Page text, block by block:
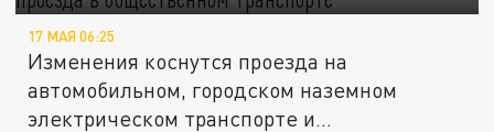
17 МАЯ 06:25
Изменения коснутся проезда на
автомобильном, городском наземном
электрическом транспорте и